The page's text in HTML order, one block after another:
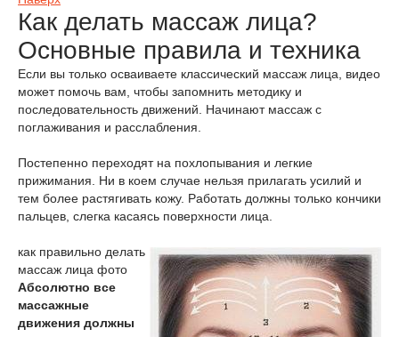
Как делать массаж лица?
Основные правила и техника
Если вы только осваиваете классический массаж лица, видео
может помочь вам, чтобы запомнить методику и
последовательность движений. Начинают массаж с
поглаживания и расслабления.
Постепенно переходят на похлопывания и легкие
прижимания. Ни в коем случае нельзя прилагать усилий и
тем более растягивать кожу. Работать должны только кончики
пальцев, слегка касаясь поверхности лица.
как правильно делать
массаж лица фото
Абсолютно все
массажные
движения должны